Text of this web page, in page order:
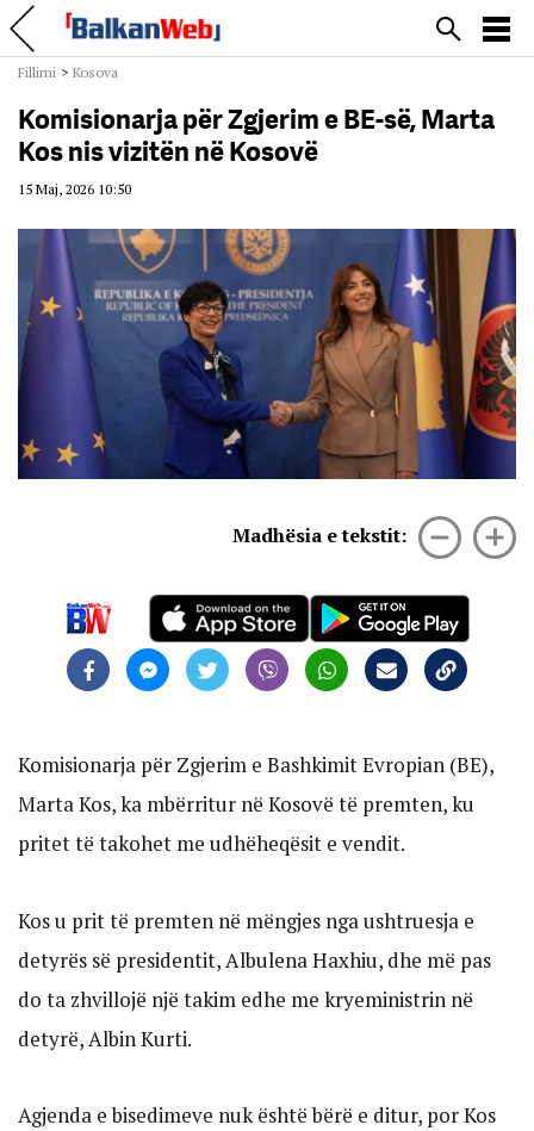
Fillimi > Kosova
Komisionarja për Zgjerim e BE-së, Marta
Kos nis vizitën në Kosovë
15 Maj, 2026 10:50
Madhësia e tekstit:
Komisionarja për Zgjerim e Bashkimit Evropian (BE),
Marta Kos, ka mbërritur në Kosovë të premten, ku
pritet të takohet me udhëheqësit e vendit.
Kos u prit të premten në mëngjes nga ushtruesja e
detyrës së presidentit, Albulena Haxhiu, dhe më pas
do ta zhvillojë një takim edhe me kryeministrin në
detyrë, Albin Kurti.
Agjenda e bisedimeve nuk është bërë e ditur, por Kos